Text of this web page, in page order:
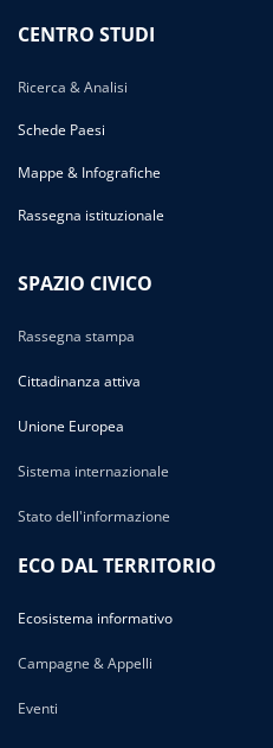
CENTRO STUDI
Ricerca & Analisi
Schede Paesi
Mappe & Infografiche
Rassegna istituzionale
SPAZIO CIVICO
Rassegna stampa
Cittadinanza attiva
Unione Europea
Sistema internazionale
Stato dell'informazione
ECO DAL TERRITORIO
Ecosistema informativo
Campagne & Appelli
Eventi